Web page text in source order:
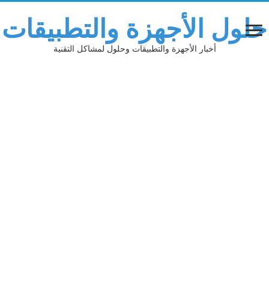
حلول الأجهزة والتطبيقات
أخبار الأجهزة والتطبيقات وحلول لمشاكل التقنية